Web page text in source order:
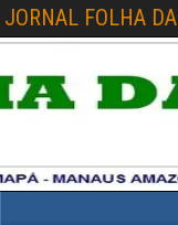
JORNAL FOLHA